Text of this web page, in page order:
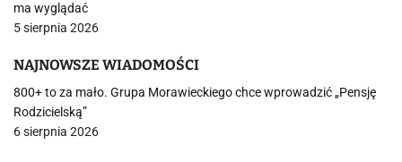
ma wyglądać
5 sierpnia 2026
NAJNOWSZE WIADOMOŚCI
800+ to za mało. Grupa Morawieckiego chce wprowadzić „Pensję
Rodzicielską”
6 sierpnia 2026